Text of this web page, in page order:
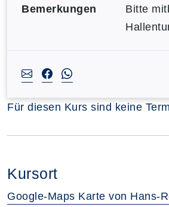
Bemerkungen
Bitte
Für diesen Kurs sind keine
Kursort
Google-Maps Karte von Hans-